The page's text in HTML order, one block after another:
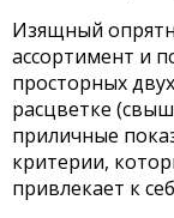
Изящный
ассортимент и
просторных
расцветке
приличные
критерии,
привлекает к